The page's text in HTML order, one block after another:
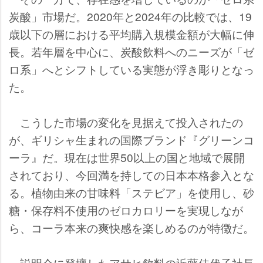
炭酸」市場だ。2020年と2024年の比較では、19
歳以下の層における平均購入規模金額が大幅に伸
長。若年層を中心に、炭酸飲料へのニーズが「ゼ
ロ系」へとシフトしている実態が浮き彫りとなっ
た。
こうした市場の変化を見据えて投入されたの
が、ギリシャ生まれの国際ブランド『グリーンコ
ーラ』だ。現在は世界50以上の国と地域で展開
されており、今回満を持しての日本本格参入とな
る。植物由来の甘味料「ステビア」を使用し、砂
糖・保存料不使用のゼロカロリーを実現しなが
ら、コーラ本来の爽快感を楽しめるのが特徴だ。